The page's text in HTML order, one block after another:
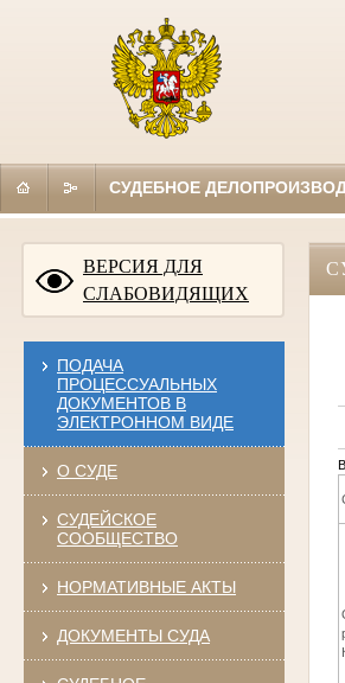
СУДЕБНОЕ
ВЕРСИЯ ДЛЯ
СЛАБОВИДЯЩИХ
ПОДАЧА
ПРОЦЕССУАЛЬНЫХ
ДОКУМЕНТОВ В
ЭЛЕКТРОННОМ ВИДЕ
О СУДЕ
СУДЕЙСКОЕ
СООБЩЕСТВО
НОРМАТИВНЫЕ АКТЫ
ДОКУМЕНТЫ СУДА